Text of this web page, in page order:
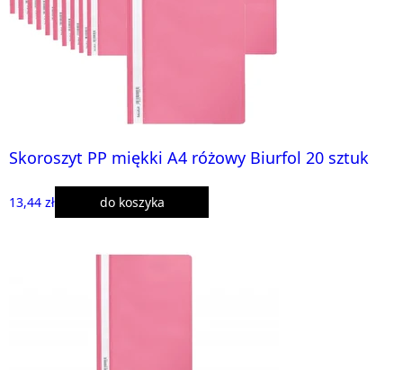
Skoroszyt PP miękki A4 różowy Biurfol 20 sztuk
13,44 zł do koszyka